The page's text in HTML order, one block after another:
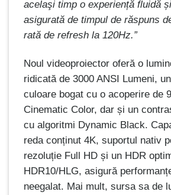
acelaşi timp o experiență fluidă
asigurată de timpul de răspuns
rată de refresh la 120Hz.”
Noul videoproiector oferă o
ridicată de 3000 ANSI Lumeni,
culoare bogat cu o acoperire de
Cinematic Color, dar și un
cu algoritmi Dynamic Black.
reda conținut 4K, suportul nativ
rezoluție Full HD și un HDR
HDR10/HLG, asigură
neegalat. Mai mult, sursa sa de